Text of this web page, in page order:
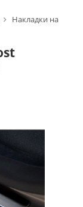
Накладки на